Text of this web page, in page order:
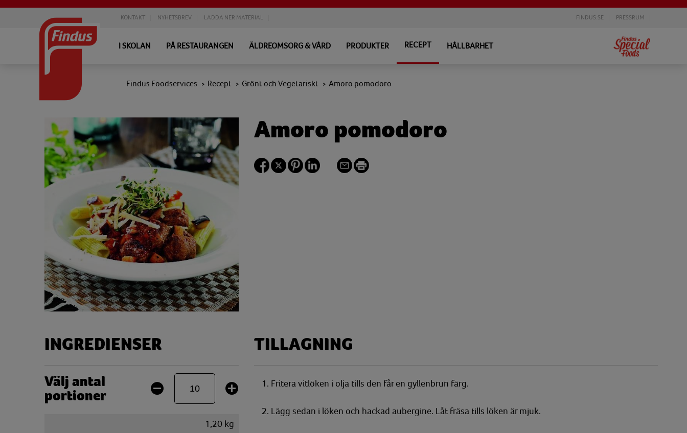
KONTAKT NYHETSBREV LADDA NER MATERIAL FINDUS.SE PRESSRUM
I SKOLAN PÅ RESTAURANGEN ÄLDREOMSORG & VÅRD PRODUKTER RECEPT HÅLLBARHET
Findus Foodservices > Recept > Grönt och Vegetariskt > Amoro pomodoro
Amoro pomodoro
INGREDIENSER
Välj antal
portioner
1,20 kg
TILLAGNING
1. Fritera vitlöken i olja tills den får en gyllenbrun färg.
2. Lägg sedan i löken och hackad aubergine. Låt fräsa tills löken är mjuk.